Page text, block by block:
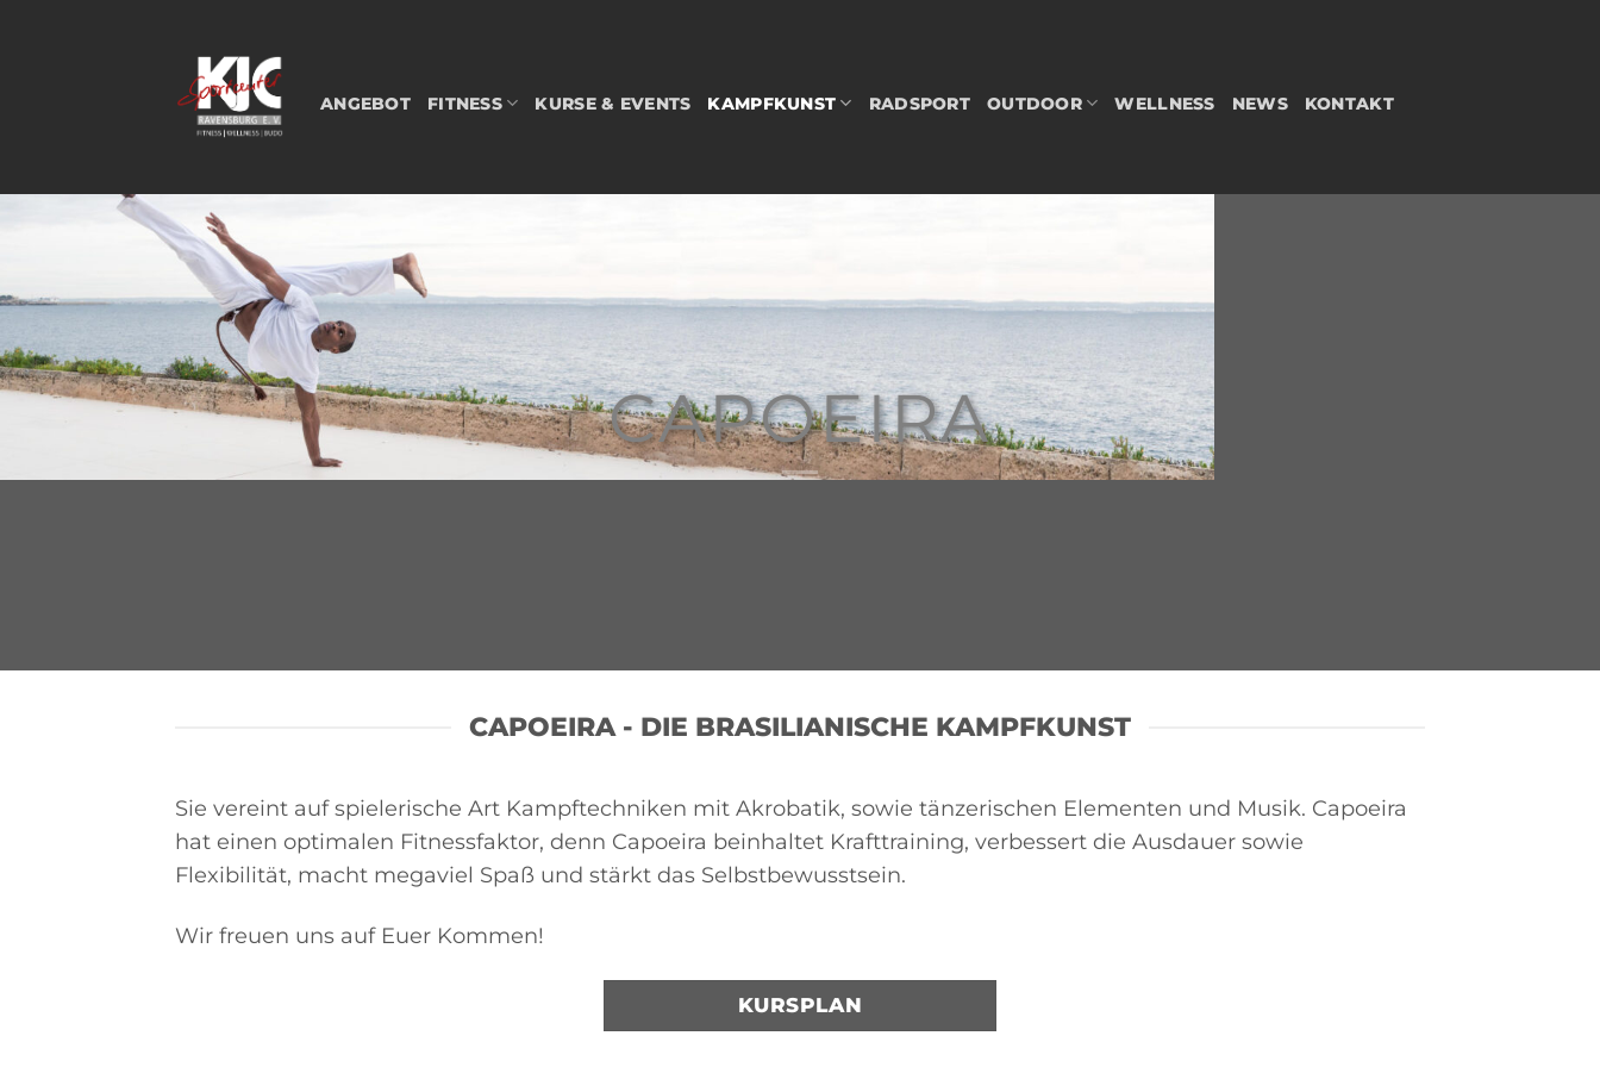
ANGEBOT FITNESS KURSE & EVENTS KAMPFKUNST RADSPORT OUTDOOR WELLNESS NEWS KONTAKT
CAPOEIRA
CAPOEIRA - DIE BRASILIANISCHE KAMPFKUNST
Sie vereint auf spielerische Art Kampftechniken mit Akrobatik, sowie tänzerischen Elementen und Musik. Capoeira
hat einen optimalen Fitnessfaktor, denn Capoeira beinhaltet Krafttraining, verbessert die Ausdauer sowie
Flexibilität, macht megaviel Spaß und stärkt das Selbstbewusstsein.
Wir freuen uns auf Euer Kommen!
KURSPLAN